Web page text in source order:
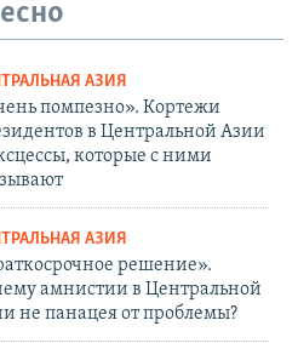
АЗИЯ
помпезно». Кортежи
в Центральной Азии
которые с ними
АЗИЯ
решение».
амнистии в Центральной
не панацея от проблемы?